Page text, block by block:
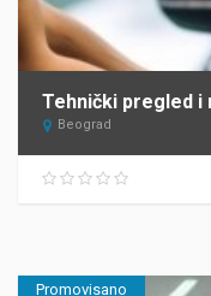
Beograd
Promovisano